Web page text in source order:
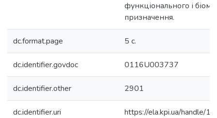
функціонального і
призначення.
dc.format.page 5 с.
dc.identifier.govdoc 0116U003737
dc.identifier.other 2901
dc.identifier.uri https://ela.kpi.ua/handle/